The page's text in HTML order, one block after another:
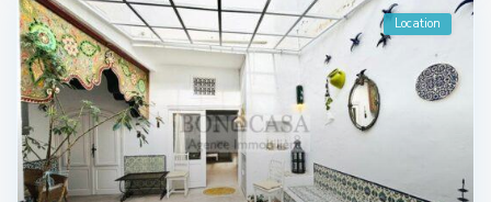
Location